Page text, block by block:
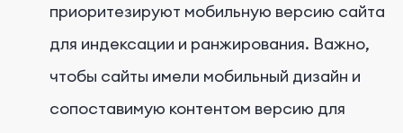
приоритезируют мобильную версию сайта
для индексации и ранжирования. Важно,
чтобы сайты имели мобильный дизайн и
сопоставимую контентом версию для